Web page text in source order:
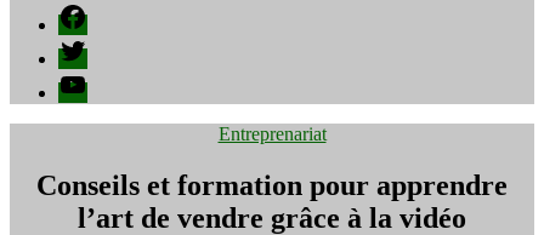
Facebook
Twitter
YouTube
Catégories
Entreprenariat
Conseils et formation pour apprendre
l’art de vendre grâce à la vidéo